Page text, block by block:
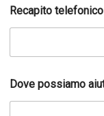
Recapito
m
a
Dove possiamo